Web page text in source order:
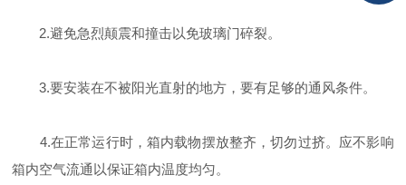
2.避免急烈颠震和撞击以免玻璃门碎裂。
3.要安装在不被阳光直射的地方，要有足够的通风条件。
4.在正常运行时，箱内载物摆放整齐，切勿过挤。应不影响
箱内空气流通以保证箱内温度均匀。